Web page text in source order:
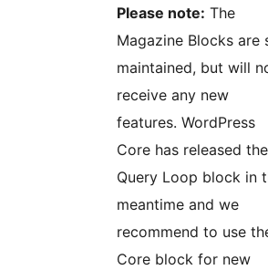
Please note: The
Magazine Blocks are
maintained, but will
receive any new
features. WordPress
Core has released the
Query Loop block in
meantime and we
recommend to use
Core block for new